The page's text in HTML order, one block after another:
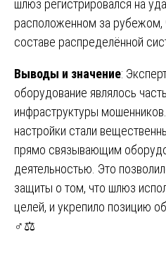
шлюз регистрировался на
расположенном за рубежом,
составе распределённой
Выводы и значение:
оборудование являлось
инфраструктуры
настройки стали
прямо связывающим
деятельностью. Это
защиты о том, что шлюз
целей, и укрепило позицию
♂️⚖️